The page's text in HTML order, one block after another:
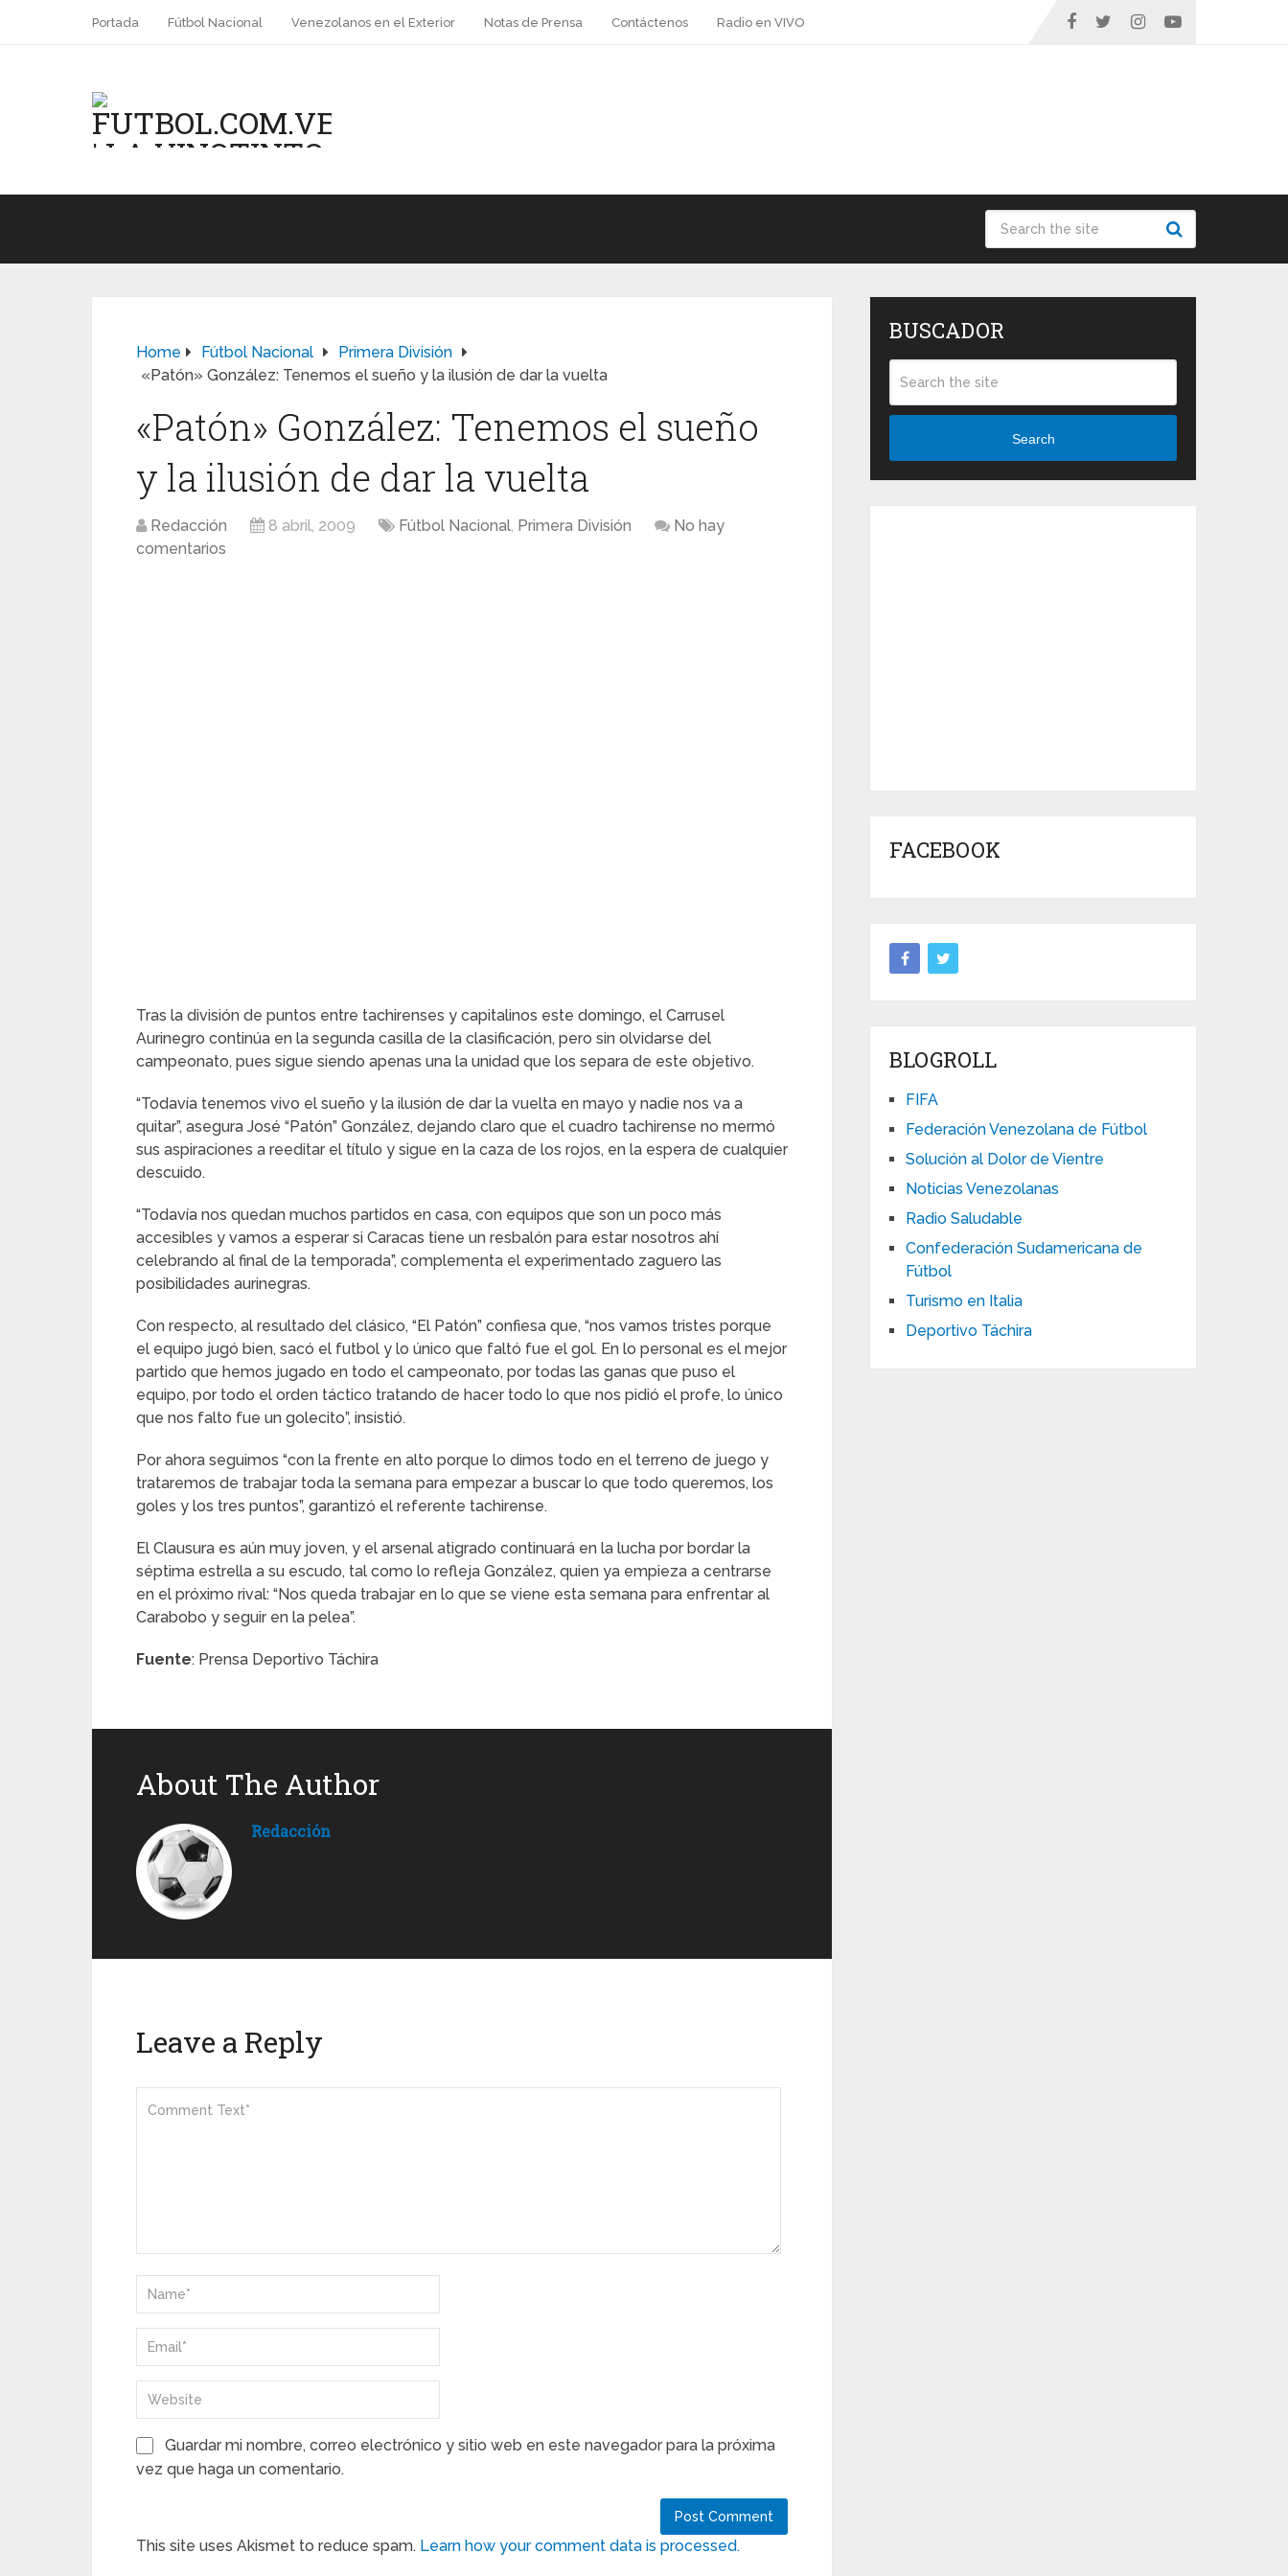
Portada Fútbol Nacional Venezolanos en el Exterior Notas de Prensa Contáctenos Radio en VIVO
Home Fútbol Nacional
Primera División
«Patón» González: Tenemos el sueño y la ilusión de dar la vuelta
«Patón» González: Tenemos el sueño
y la ilusión de dar la vuelta
Redacción 8 abril, 2009 Fútbol Nacional, Primera División
No hay
comentarios
Tras la división de puntos entre tachirenses y capitalinos este domingo, el Carrusel
Aurinegro continúa en la segunda casilla de la clasificación, pero sin olvidarse del
campeonato, pues sigue siendo apenas una la unidad que los separa de este objetivo.
“Todavía tenemos vivo el sueño y la ilusión de dar la vuelta en mayo y nadie nos va a
quitar”, asegura José “Patón” González, dejando claro que el cuadro tachirense no mermó
sus aspiraciones a reeditar el título y sigue en la caza de los rojos, en la espera de cualquier
descuido.
“Todavía nos quedan muchos partidos en casa, con equipos que son un poco más
accesibles y vamos a esperar si Caracas tiene un resbalón para estar nosotros ahí
celebrando al final de la temporada”, complementa el experimentado zaguero las
posibilidades aurinegras.
Con respecto, al resultado del clásico, “El Patón” confiesa que, “nos vamos tristes porque
el equipo jugó bien, sacó el futbol y lo único que faltó fue el gol. En lo personal es el mejor
partido que hemos jugado en todo el campeonato, por todas las ganas que puso el
equipo, por todo el orden táctico tratando de hacer todo lo que nos pidió el profe, lo único
que nos falto fue un golecito”, insistió.
Por ahora seguimos “con la frente en alto porque lo dimos todo en el terreno de juego y
trataremos de trabajar toda la semana para empezar a buscar lo que todo queremos, los
goles y los tres puntos”, garantizó el referente tachirense.
El Clausura es aún muy joven, y el arsenal atigrado continuará en la lucha por bordar la
séptima estrella a su escudo, tal como lo refleja González, quien ya empieza a centrarse
en el próximo rival: “Nos queda trabajar en lo que se viene esta semana para enfrentar al
Carabobo y seguir en la pelea”.
Fuente: Prensa Deportivo Táchira
About The Author
Redacción
Leave a Reply
Guardar mi nombre, correo electrónico y sitio web en este navegador para la próxima
vez que haga un comentario.
This site uses Akismet to reduce spam. Learn how your comment data is processed.
BUSCADOR
Search
FACEBOOK
BLOGROLL
FIFA
Federación Venezolana de Fútbol
Solución al Dolor de Vientre
Noticias Venezolanas
Radio Saludable
Confederación Sudamericana de
Fútbol
Turismo en Italia
Deportivo Táchira